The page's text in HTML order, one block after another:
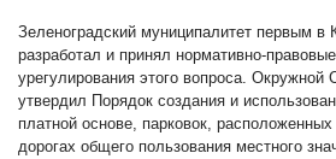
Зеленоградский муниципалитет первым в
разработал и принял нормативно-
урегулирования этого вопроса. Окружной
утвердил Порядок создания и
платной основе, парковок,
дорогах общего пользования местного